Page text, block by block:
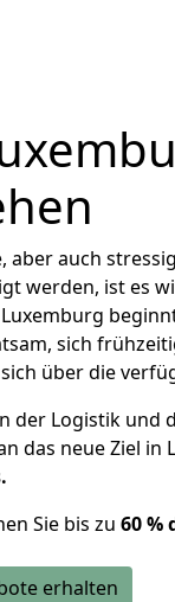
auch
werden, ist es
sich
über die
der Logistik und
das neue Ziel in
Sie bis zu 60 %
erhalten